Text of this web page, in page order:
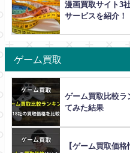
漫画買取サイト3
サービスを紹介！
ゲーム買取
ゲーム買取比較ラ
てみた結果
【ゲーム買取価